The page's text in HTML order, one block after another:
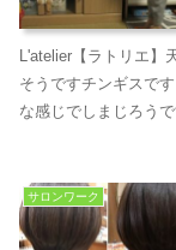
L'atelier【ラトリエ】
そうですチンギスで
な感じでしまじろう
サロンワーク